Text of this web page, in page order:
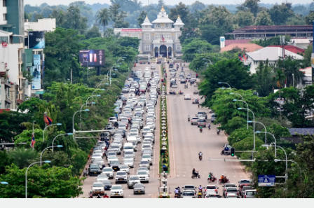
Gestion des freelances
Intégrez et gérez vos freelances partout dans le monde
PEO
Sous-traitez les opérations complexes liées à l’emploi
INFRASTRUCTURE
Intégration Remote
Intégrez vos RH aux flux de travail en toute simplicité
Plateforme
Des fonctions RH clés intégrées pour votre équipe
Comparer Remote
Examinez notre service par rapport aux autres
CROISSANCE
Start-ups
Des solutions agiles et internationales pour les RH et la
paie des entreprises en pleine croissance
Entreprises intermédiaires
Développez vos équipes avec des solutions RH sur
mesure
pays
Calculateur de paiement des freelances
Découvrez les devises disponibles et les vitesses de
paiement pour vos freelances internationaux
APPRENDRE AVEC REMOTE
Recherche et guides
Études de cas
Nederlands
Français
Deutsch
Español
Italiano
Português (Portugal)
Connexion